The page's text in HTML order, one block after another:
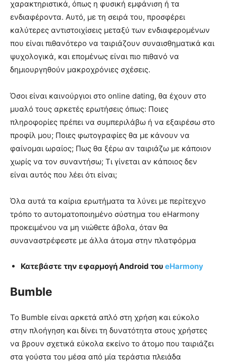
χαρακτηριστικά, όπως η φυσική εμφάνιση ή τα
ενδιαφέροντα. Αυτό, με τη σειρά του, προσφέρει
καλύτερες αντιστοιχίσεις μεταξύ των ενδιαφερομένων
που είναι πιθανότερο να ταιριάζουν συναισθηματικά και
ψυχολογικά, και επομένως είναι πιο πιθανό να
δημιουργηθούν μακροχρόνιες σχέσεις.
Όσοι είναι καινούργιοι στο online dating, θα έχουν στο
μυαλό τους αρκετές ερωτήσεις όπως: Ποιες
πληροφορίες πρέπει να συμπεριλάβω ή να εξαιρέσω στο
προφίλ μου; Ποιες φωτογραφίες θα με κάνουν να
φαίνομαι ωραίος; Πως θα ξέρω αν ταιριάζω με κάποιον
χωρίς να τον συναντήσω; Τι γίνεται αν κάποιος δεν
είναι αυτός που λέει ότι είναι;
Όλα αυτά τα καίρια ερωτήματα τα λύνει με περίτεχνο
τρόπο το αυτοματοποιημένο σύστημα του eHarmony
προκειμένου να μη νιώθετε άβολα, όταν θα
συναναστρέφεστε με άλλα άτομα στην πλατφόρμα
Κατεβάστε την εφαρμογή Android του eHarmony
Bumble
Το Bumble είναι αρκετά απλό στη χρήση και εύκολο
στην πλοήγηση και δίνει τη δυνατότητα στους χρήστες
να βρουν σχετικά εύκολα εκείνο το άτομο που ταιριάζει
στα γούστα του μέσα από μία τεράστια πλειάδα